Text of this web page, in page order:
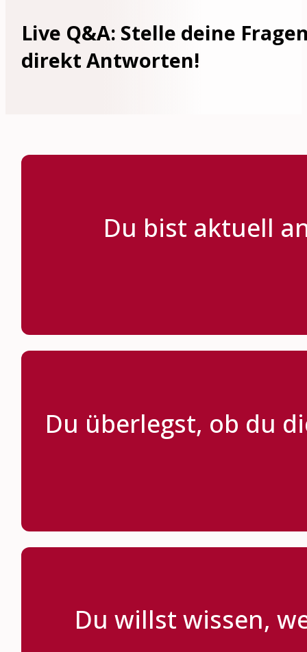
Live Q&A: Stelle deine
direkt Antworten!
Du bist aktuell
Du überlegst, ob du
Du willst wissen,